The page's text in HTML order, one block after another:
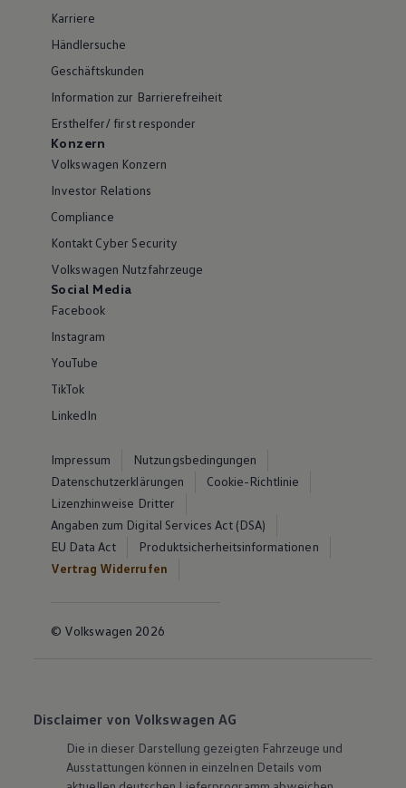
Karriere
Händlersuche
Geschäftskunden
Information zur Barrierefreiheit
Ersthelfer/ first responder
Konzern
Volkswagen Konzern
Investor Relations
Compliance
Kontakt Cyber Security
Volkswagen Nutzfahrzeuge
Social Media
Facebook
Instagram
YouTube
TikTok
LinkedIn
Impressum
Nutzungsbedingungen
Datenschutzerklärungen
Cookie-Richtlinie
Lizenzhinweise Dritter
Angaben zum Digital Services Act (DSA)
EU Data Act
Produktsicherheitsinformationen
Vertrag Widerrufen
© Volkswagen 2026
Disclaimer von Volkswagen AG
Die in dieser Darstellung gezeigten Fahrzeuge und
Ausstattungen können in einzelnen Details vom